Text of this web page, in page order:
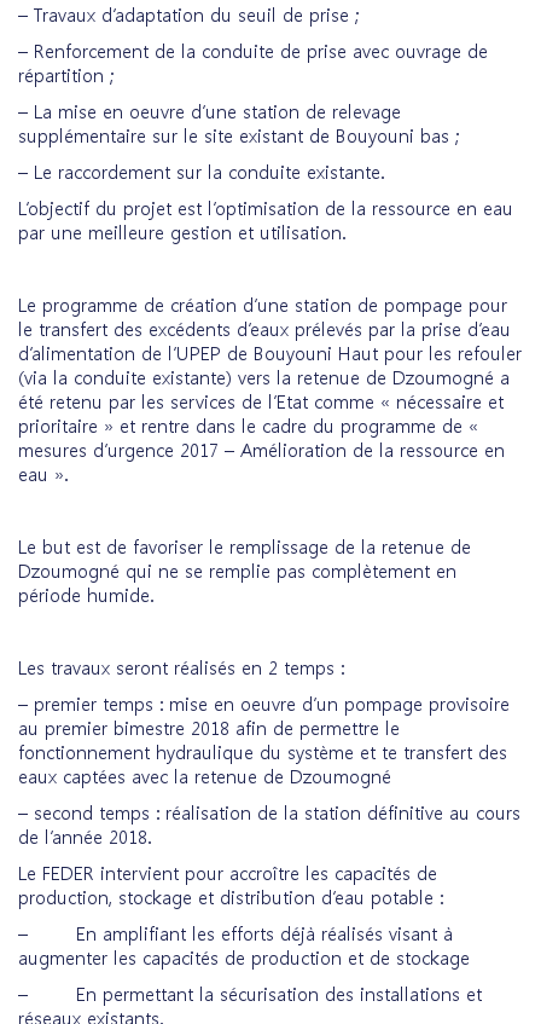
– Travaux d’adaptation du seuil de prise ;
– Renforcement de la conduite de prise avec ouvrage de
répartition ;
– La mise en oeuvre d’une station de relevage
supplémentaire sur le site existant de Bouyouni bas ;
– Le raccordement sur la conduite existante.
L’objectif du projet est l’optimisation de la ressource en eau
par une meilleure gestion et utilisation.
Le programme de création d’une station de pompage pour
le transfert des excédents d’eaux prélevés par la prise d’eau
d’alimentation de l’UPEP de Bouyouni Haut pour les refouler
(via la conduite existante) vers la retenue de Dzoumogné a
été retenu par les services de l’Etat comme « nécessaire et
prioritaire » et rentre dans le cadre du programme de «
mesures d’urgence 2017 – Amélioration de la ressource en
eau ».
Le but est de favoriser le remplissage de la retenue de
Dzoumogné qui ne se remplie pas complètement en
période humide.
Les travaux seront réalisés en 2 temps :
– premier temps : mise en oeuvre d’un pompage provisoire
au premier bimestre 2018 afin de permettre le
fonctionnement hydraulique du système et te transfert des
eaux captées avec la retenue de Dzoumogné
– second temps : réalisation de la station définitive au cours
de l’année 2018.
Le FEDER intervient pour accroître les capacités de
production, stockage et distribution d’eau potable :
– En amplifiant les efforts déjà réalisés visant à
augmenter les capacités de production et de stockage
– En permettant la sécurisation des installations et
réseaux existants.